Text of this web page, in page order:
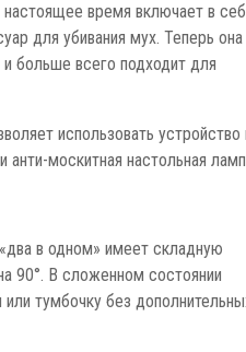
время включает в
для убивания мух. Теперь она
больше всего подходит для
использовать устройство
анти-москитная настольная
в одном» имеет складную
90°. В сложенном состоянии
тумбочку без